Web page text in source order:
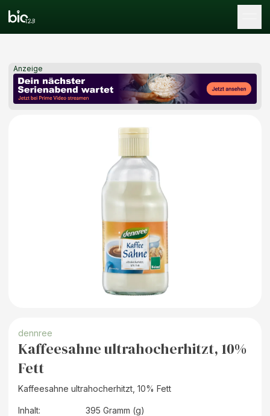
Anzeige
dennree
Kaffeesahne ultrahocherhitzt, 10%
Fett
Kaffeesahne ultrahocherhitzt, 10% Fett
Inhalt:
395 Gramm (g)